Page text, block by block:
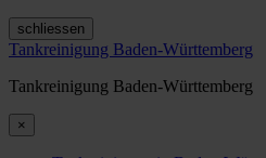
schliessen
Tankreinigung Baden-Württemberg
Tankreinigung Baden-Württemberg
×